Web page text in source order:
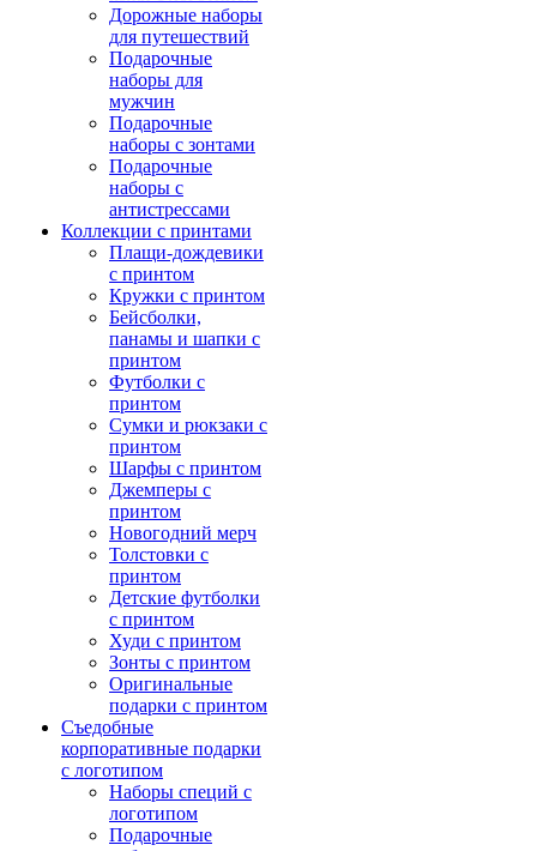
Дорожные наборы
для путешествий
Подарочные
наборы для
мужчин
Подарочные
наборы с зонтами
Подарочные
наборы с
антистрессами
Коллекции с принтами
Плащи-дождевики
с принтом
Кружки с принтом
Бейсболки,
панамы и шапки с
принтом
Футболки с
принтом
Сумки и рюкзаки с
принтом
Шарфы с принтом
Джемперы с
принтом
Новогодний мерч
Толстовки с
принтом
Детские футболки
с принтом
Худи с принтом
Зонты с принтом
Оригинальные
подарки с принтом
Съедобные
корпоративные подарки
с логотипом
Наборы специй с
логотипом
Подарочные